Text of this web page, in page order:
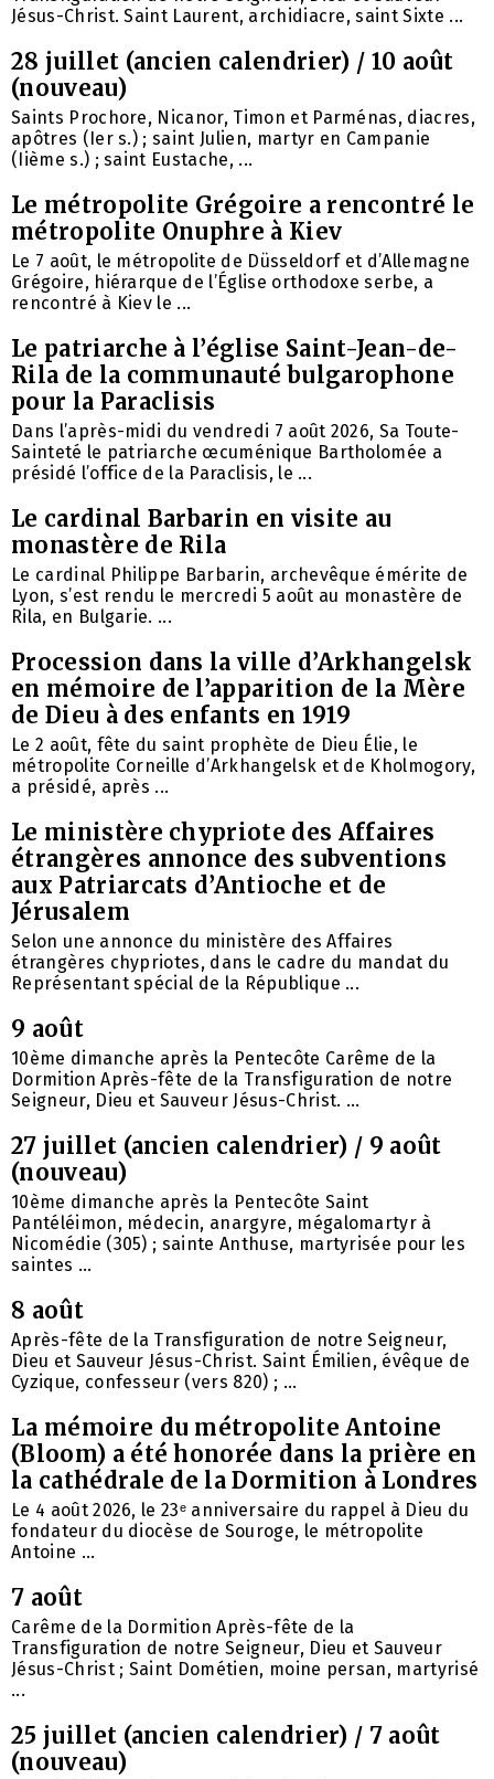
Jésus-Christ. Saint Laurent, archidiacre, saint Sixte ...
28 juillet (ancien calendrier) / 10 août
(nouveau)
Saints Prochore, Nicanor, Timon et Parménas, diacres,
apôtres (Ier s.) ; saint Julien, martyr en Campanie
(Iième s.) ; saint Eustache, ...
Le métropolite Grégoire a rencontré le
métropolite Onuphre à Kiev
Le 7 août, le métropolite de Düsseldorf et d’Allemagne
Grégoire, hiérarque de l’Église orthodoxe serbe, a
rencontré à Kiev le ...
Le patriarche à l’église Saint-Jean-de-
Rila de la communauté bulgarophone
pour la Paraclisis
Dans l’après-midi du vendredi 7 août 2026, Sa Toute-
Sainteté le patriarche œcuménique Bartholomée a
présidé l’office de la Paraclisis, le ...
Le cardinal Barbarin en visite au
monastère de Rila
Le cardinal Philippe Barbarin, archevêque émérite de
Lyon, s’est rendu le mercredi 5 août au monastère de
Rila, en Bulgarie. ...
Procession dans la ville d’Arkhangelsk
en mémoire de l’apparition de la Mère
de Dieu à des enfants en 1919
Le 2 août, fête du saint prophète de Dieu Élie, le
métropolite Corneille d’Arkhangelsk et de Kholmogory,
a présidé, après ...
Le ministère chypriote des Affaires
étrangères annonce des subventions
aux Patriarcats d’Antioche et de
Jérusalem
Selon une annonce du ministère des Affaires
étrangères chypriotes, dans le cadre du mandat du
Représentant spécial de la République ...
9 août
10ème dimanche après la Pentecôte Carême de la
Dormition Après-fête de la Transfiguration de notre
Seigneur, Dieu et Sauveur Jésus-Christ. ...
27 juillet (ancien calendrier) / 9 août
(nouveau)
10ème dimanche après la Pentecôte Saint
Pantéléimon, médecin, anargyre, mégalomartyr à
Nicomédie (305) ; sainte Anthuse, martyrisée pour les
saintes ...
8 août
Après-fête de la Transfiguration de notre Seigneur,
Dieu et Sauveur Jésus-Christ. Saint Émilien, évêque de
Cyzique, confesseur (vers 820) ; ...
La mémoire du métropolite Antoine
(Bloom) a été honorée dans la prière en
la cathédrale de la Dormition à Londres
Le 4 août 2026, le 23ᵉ anniversaire du rappel à Dieu du
fondateur du diocèse de Souroge, le métropolite
Antoine ...
7 août
Carême de la Dormition Après-fête de la
Transfiguration de notre Seigneur, Dieu et Sauveur
Jésus-Christ ; Saint Dométien, moine persan, martyrisé
...
25 juillet (ancien calendrier) / 7 août
(nouveau)